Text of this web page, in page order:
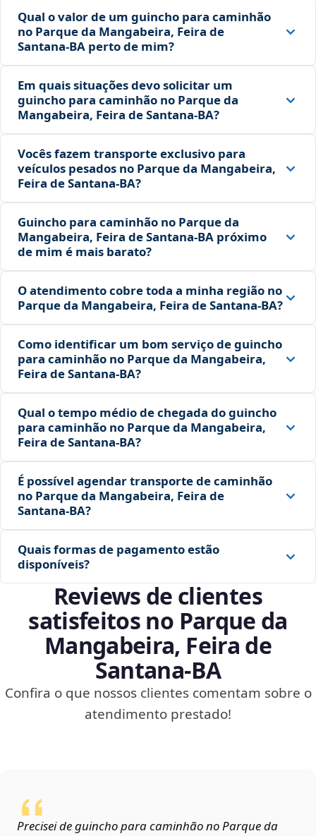
Qual o valor de um guincho para caminhão
no Parque da Mangabeira, Feira de
Santana‑BA perto de mim?
Em quais situações devo solicitar um
guincho para caminhão no Parque da
Mangabeira, Feira de Santana‑BA?
Vocês fazem transporte exclusivo para
veículos pesados no Parque da Mangabeira,
Feira de Santana‑BA?
Guincho para caminhão no Parque da
Mangabeira, Feira de Santana‑BA próximo
de mim é mais barato?
O atendimento cobre toda a minha região no
Parque da Mangabeira, Feira de Santana‑BA?
Como identificar um bom serviço de guincho
para caminhão no Parque da Mangabeira,
Feira de Santana‑BA?
Qual o tempo médio de chegada do guincho
para caminhão no Parque da Mangabeira,
Feira de Santana‑BA?
É possível agendar transporte de caminhão
no Parque da Mangabeira, Feira de
Santana‑BA?
Quais formas de pagamento estão
disponíveis?
Reviews de clientes
satisfeitos no Parque da
Mangabeira, Feira de
Santana‑BA
Confira o que nossos clientes comentam sobre o
atendimento prestado!
Precisei de guincho para caminhão no Parque da